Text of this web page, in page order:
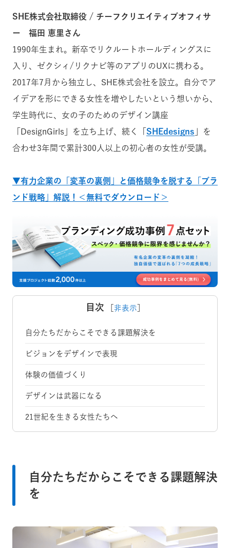
SHE株式会社取締役 / チーフクリエイティブオフィサ
ー 福田 恵里さん
1990年生まれ。新卒でリクルートホールディングスに
入り、ゼクシィ/リクナビ等のアプリのUXに携わる。
2017年7月から独立し、SHE株式会社を設立。自分でア
イデアを形にできる女性を増やしたいという想いから、
学生時代に、女の子のためのデザイン講座
「DesignGirls」を立ち上げ、続く「 SHEdesigns 」を
合わせ3年間で累計300人以上の初心者の女性が受講。
▼有力企業の「変革の裏側」と価格競争を脱する「ブラ
ンド戦略」解説！＜無料でダウンロード＞
目次 非表示
自分たちだからこそできる課題解決を
ビジョンをデザインで表現
体験の価値づくり
デザインは武器になる
21世紀を生きる女性たちへ
自分たちだからこそできる課題解決
を